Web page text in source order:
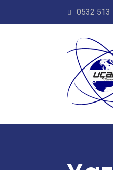
0532 513